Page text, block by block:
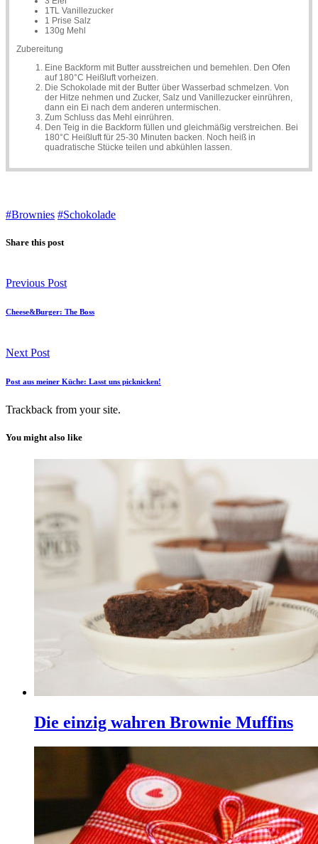
1TL Vanillezucker
1 Prise Salz
130g Mehl
Zubereitung
Eine Backform mit Butter ausstreichen und bemehlen. Den Ofen
auf 180°C Heißluft vorheizen.
Die Schokolade mit der Butter über Wasserbad schmelzen. Von
der Hitze nehmen und Zucker, Salz und Vanillezucker einrühren,
dann ein Ei nach dem anderen untermischen.
Zum Schluss das Mehl einrühren.
Den Teig in die Backform füllen und gleichmäßig verstreichen. Bei
180°C Heißluft für 25-30 Minuten backen. Noch heiß in
quadratische Stücke teilen und abkühlen lassen.
#Brownies #Schokolade
Share this post
Previous Post
Cheese&Burger: The Boss
Next Post
Post aus meiner Küche: Lasst uns picknicken!
Trackback from your site.
You might also like
Die einzig wahren Brownie Muffins